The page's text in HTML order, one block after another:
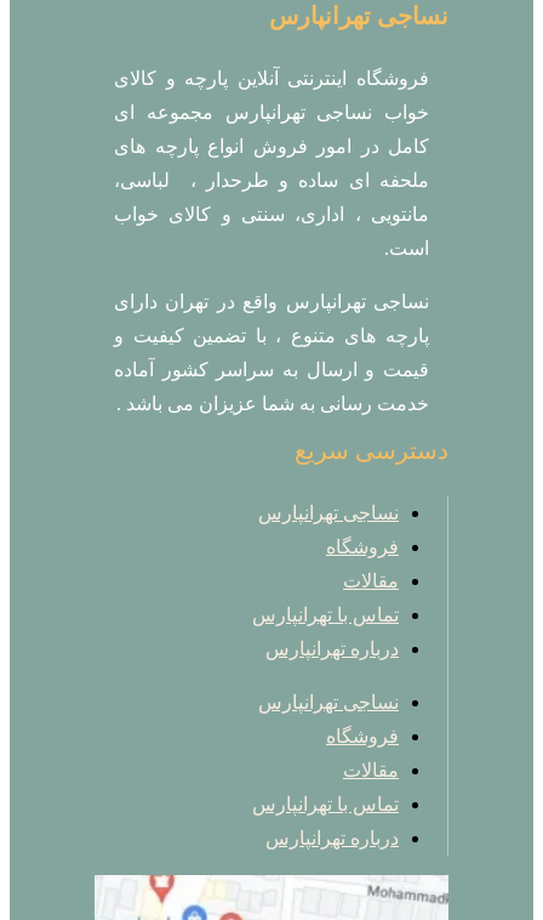
نساجی تهرانپارس
فروشگاه اینترنتی آنلاین پارچه و کالای
خواب نساجی تهرانپارس مجموعه ای
کامل در امور فروش انواع پارچه های
ملحفه ای ساده و طرحدار ، لباسی،
مانتویی ، اداری، سنتی و کالای خواب
است.
نساجی تهرانپارس واقع در تهران دارای
پارچه های متنوع ، با تضمین کیفیت و
قیمت و ارسال به سراسر کشور آماده
خدمت رسانی به شما عزیزان می باشد .
دسترسی سریع
نساجی تهرانپارس
فروشگاه
مقالات
تماس با تهرانپارس
درباره تهرانپارس
نساجی تهرانپارس
فروشگاه
مقالات
تماس با تهرانپارس
درباره تهرانپارس